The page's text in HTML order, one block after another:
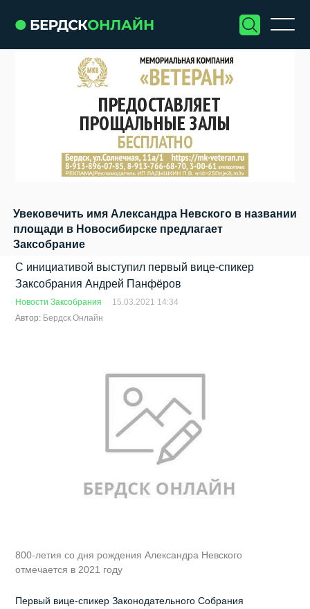
Увековечить имя Александра Невского в названии
площади в Новосибирске предлагает
Заксобрание
С инициативой выступил первый вице-спикер
Заксобрания Андрей Панфёров
Новости Заксобрания
15.03.2021 14:34
Автор: Бердск Онлайн
800-летия со дня рождения Александра Невского
отмечается в 2021 году
Первый вице-спикер Законодательного Собрания